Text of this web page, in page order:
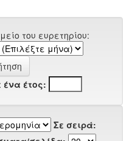
του ευρετηρίου:
έτος:
Σε σειρά: